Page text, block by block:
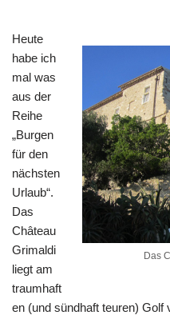
Das
Heute
habe ich
mal was
aus der
Reihe
„Burgen
für den
nächsten
Urlaub“.
Das
Château
Grimaldi
liegt am
traumhaft
en (und sündhaft teuren)